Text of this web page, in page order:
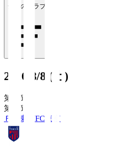
全てのクラブ
2026/8/8 (土)
第1節
第1節
ＦＣ東京FC東京